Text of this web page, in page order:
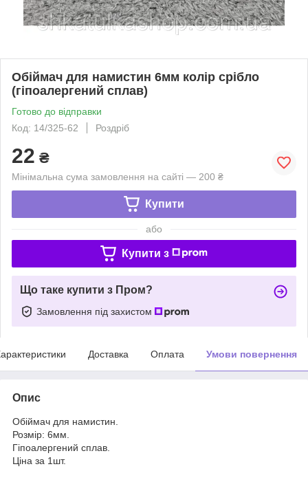
Обіймач для намистин 6мм колір срібло
(гіпоалергений сплав)
Готово до відправки
Код: 14/325-62
Роздріб
22 ₴
Мінімальна сума замовлення на сайті — 200 ₴
Купити
або
Купити з
Що таке купити з Пром?
Замовлення під захистом
Доставка Оплата Умови повернення
Опис
Обіймач для намистин.
Розмір: 6мм.
Гіпоалергений сплав.
Ціна за 1шт.